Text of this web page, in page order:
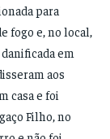
para
fogo e, no local,
em
aos
casa e foi
Filho, no